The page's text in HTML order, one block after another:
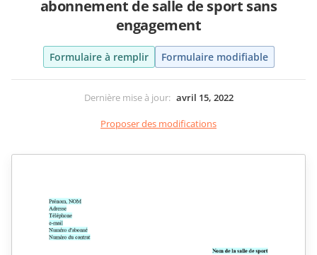
abonnement de salle de sport sans
engagement
Formulaire à remplir Formulaire modifiable
Dernière mise à jour: avril 15, 2022
Proposer des modifications